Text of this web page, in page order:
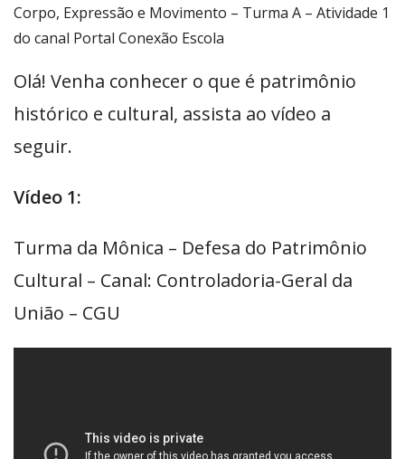
Corpo, Expressão e Movimento – Turma A – Atividade 1
do canal Portal Conexão Escola
Olá! Venha conhecer o que é patrimônio
histórico e cultural, assista ao vídeo a
seguir.
Vídeo 1:
Turma da Mônica – Defesa do Patrimônio
Cultural – Canal: Controladoria-Geral da
União – CGU